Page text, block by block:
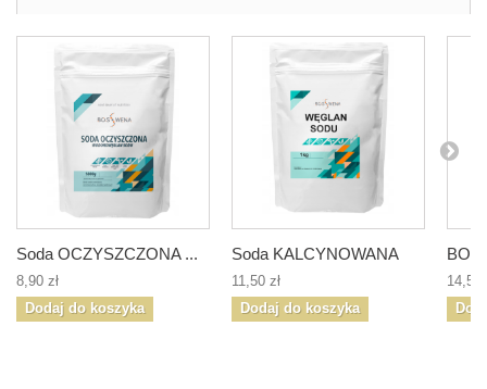
Soda OCZYSZCZONA ...
8,90 zł
Dodaj do koszyka
Soda KALCYNOWANA
11,50 zł
Dodaj do koszyka
14,50